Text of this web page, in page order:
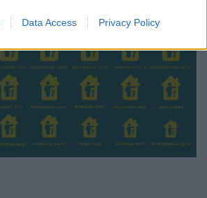
Data Access Privacy Policy